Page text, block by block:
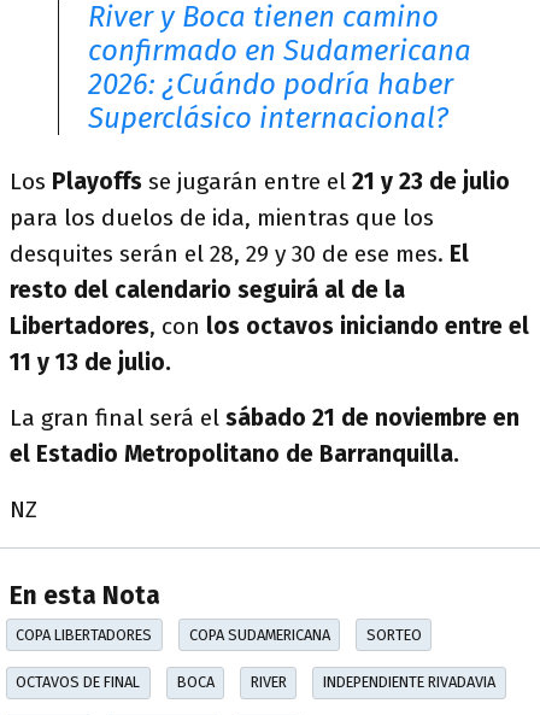
River y Boca tienen camino
confirmado en Sudamericana
2026: ¿Cuándo podría haber
Superclásico internacional?
Los Playoffs se jugarán entre el 21 y 23 de julio
para los duelos de ida, mientras que los
desquites serán el 28, 29 y 30 de ese mes. El
resto del calendario seguirá al de la
Libertadores, con los octavos iniciando entre el
11 y 13 de julio.
La gran final será el sábado 21 de noviembre en
el Estadio Metropolitano de Barranquilla.
NZ
En esta Nota
COPA LIBERTADORES COPA SUDAMERICANA SORTEO
OCTAVOS DE FINAL BOCA RIVER INDEPENDIENTE RIVADAVIA